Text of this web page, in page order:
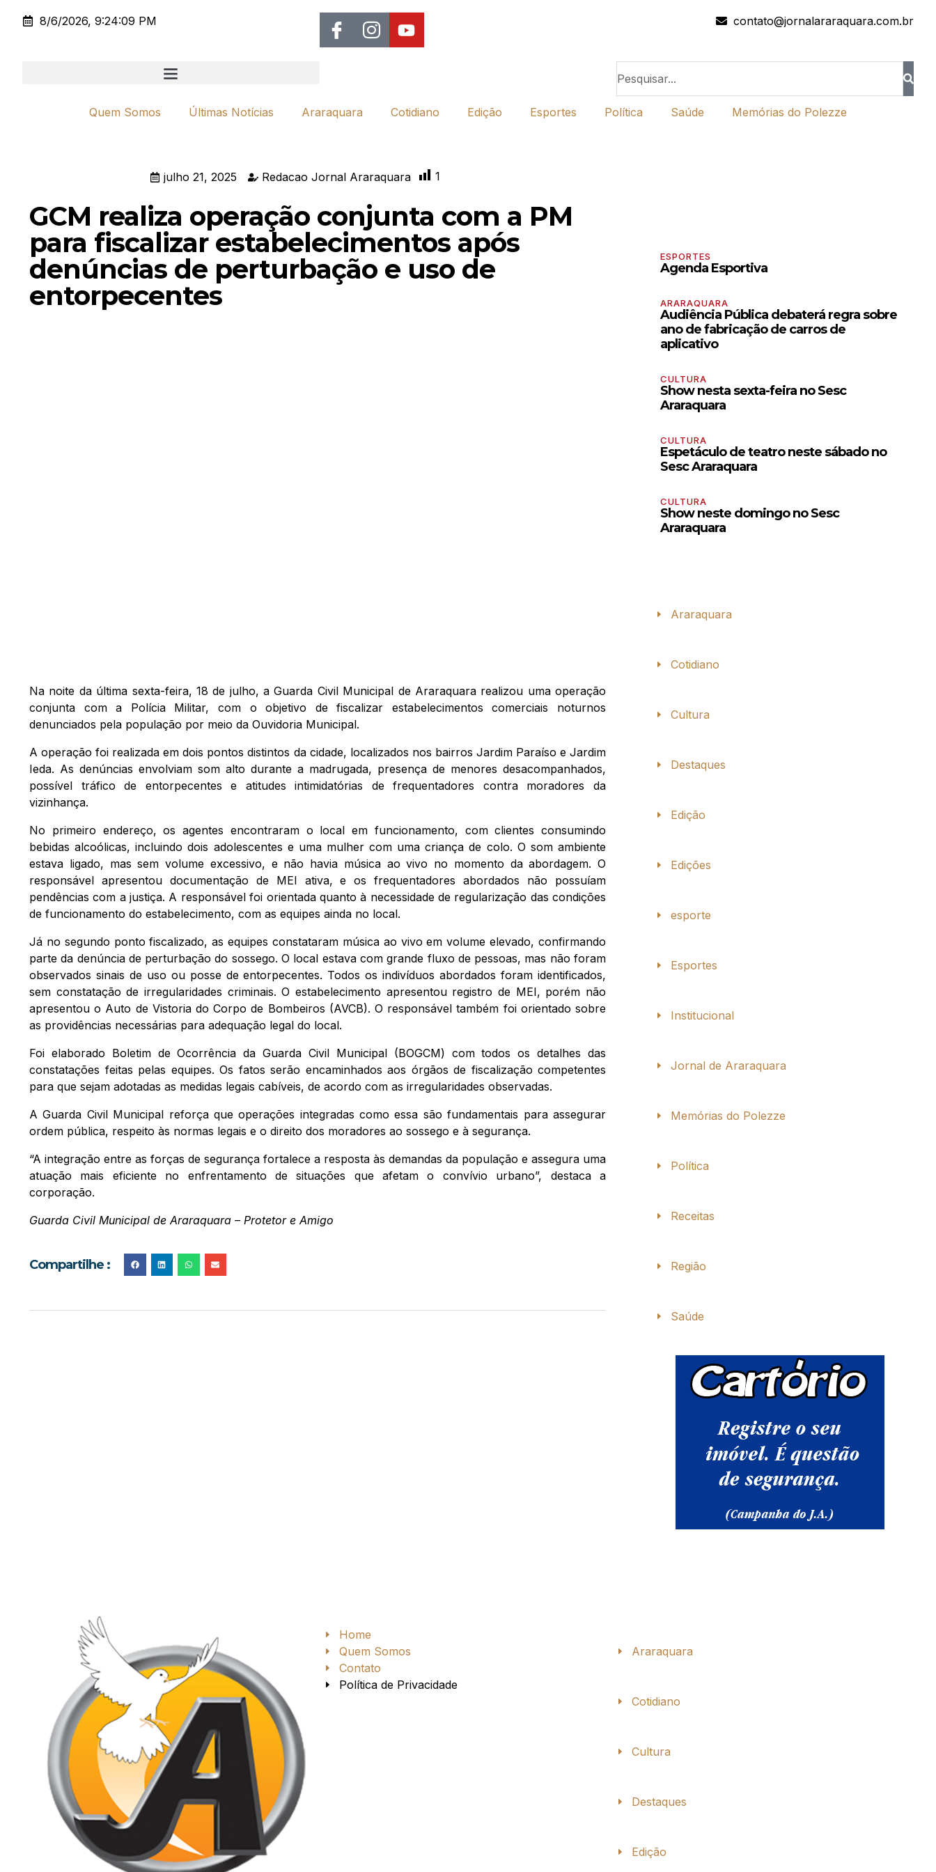
8/6/2026, 9:24:09 PM contato@jornalararaquara.com.br
Quem Somos Últimas Notícias Araraquara Cotidiano Edição Esportes Política Saúde Memórias do Polezze
julho 21, 2025 Redacao Jornal Araraquara 1
GCM realiza operação conjunta com a PM
para fiscalizar estabelecimentos após
denúncias de perturbação e uso de
entorpecentes
Na noite da última sexta-feira, 18 de julho, a Guarda Civil Municipal de Araraquara realizou uma operação
conjunta com a Polícia Militar, com o objetivo de fiscalizar estabelecimentos comerciais noturnos
denunciados pela população por meio da Ouvidoria Municipal.
A operação foi realizada em dois pontos distintos da cidade, localizados nos bairros Jardim Paraíso e Jardim
Ieda. As denúncias envolviam som alto durante a madrugada, presença de menores desacompanhados,
possível tráfico de entorpecentes e atitudes intimidatórias de frequentadores contra moradores da
vizinhança.
No primeiro endereço, os agentes encontraram o local em funcionamento, com clientes consumindo
bebidas alcoólicas, incluindo dois adolescentes e uma mulher com uma criança de colo. O som ambiente
estava ligado, mas sem volume excessivo, e não havia música ao vivo no momento da abordagem. O
responsável apresentou documentação de MEI ativa, e os frequentadores abordados não possuíam
pendências com a justiça. A responsável foi orientada quanto à necessidade de regularização das condições
de funcionamento do estabelecimento, com as equipes ainda no local.
Já no segundo ponto fiscalizado, as equipes constataram música ao vivo em volume elevado, confirmando
parte da denúncia de perturbação do sossego. O local estava com grande fluxo de pessoas, mas não foram
observados sinais de uso ou posse de entorpecentes. Todos os indivíduos abordados foram identificados,
sem constatação de irregularidades criminais. O estabelecimento apresentou registro de MEI, porém não
apresentou o Auto de Vistoria do Corpo de Bombeiros (AVCB). O responsável também foi orientado sobre
as providências necessárias para adequação legal do local.
Foi elaborado Boletim de Ocorrência da Guarda Civil Municipal (BOGCM) com todos os detalhes das
constatações feitas pelas equipes. Os fatos serão encaminhados aos órgãos de fiscalização competentes
para que sejam adotadas as medidas legais cabíveis, de acordo com as irregularidades observadas.
A Guarda Civil Municipal reforça que operações integradas como essa são fundamentais para assegurar
ordem pública, respeito às normas legais e o direito dos moradores ao sossego e à segurança.
“A integração entre as forças de segurança fortalece a resposta às demandas da população e assegura uma
atuação mais eficiente no enfrentamento de situações que afetam o convívio urbano”, destaca a
corporação.
Guarda Civil Municipal de Araraquara – Protetor e Amigo
Compartilhe :
ESPORTES
Agenda Esportiva
ARARAQUARA
Audiência Pública debaterá regra sobre
ano de fabricação de carros de
aplicativo
CULTURA
Show nesta sexta-feira no Sesc
Araraquara
CULTURA
Espetáculo de teatro neste sábado no
Sesc Araraquara
CULTURA
Show neste domingo no Sesc
Araraquara
Araraquara
Cotidiano
Cultura
Destaques
Edição
Edições
esporte
Esportes
Institucional
Jornal de Araraquara
Memórias do Polezze
Política
Receitas
Região
Saúde
Home
Quem Somos
Contato
Política de Privacidade
Araraquara
Cotidiano
Cultura
Destaques
Edição